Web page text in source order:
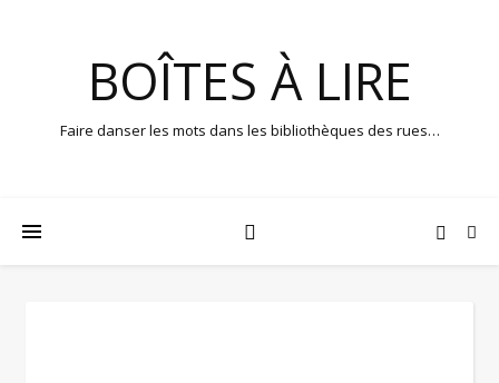
BOÎTES À LIRE
Faire danser les mots dans les bibliothèques des rues…